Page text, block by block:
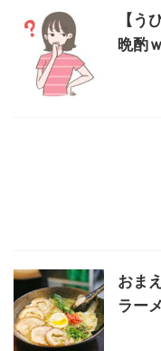
【う
晩酌
おま
ラー